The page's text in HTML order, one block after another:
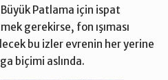
Patlama için ispat
gerekirse, fon ışıması
bu izler evrenin her yerine
biçimi aslında.